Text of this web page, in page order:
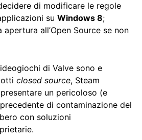
di modificare le regole
su Windows 8;
apertura all’Open Source se non
di Valve sono e
closed source, Steam
un pericoloso (e
di contaminazione del
con soluzioni